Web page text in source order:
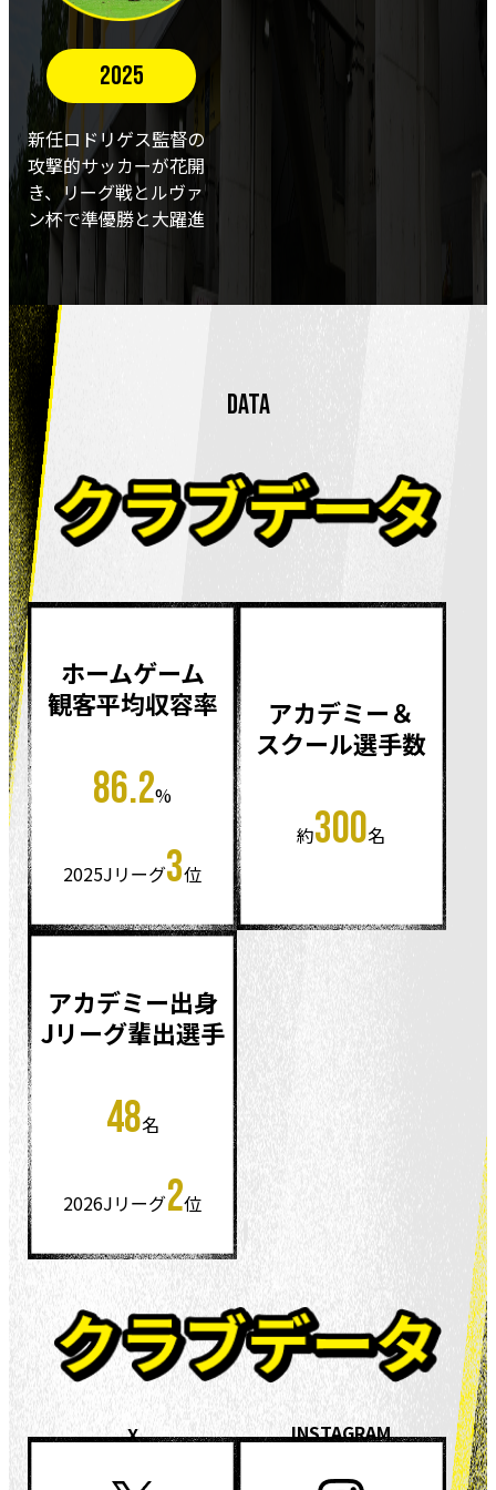
2025
新任ロドリゲス監督の
攻撃的サッカーが花開
き、リーグ戦とルヴァ
ン杯で準優勝と大躍進
DATA
ホームゲーム
観客平均収容率
86.2%
2025Jリーグ3位
アカデミー＆
スクール選手数
約300名
アカデミー出身
Jリーグ輩出選手
48名
2026Jリーグ2位
X INSTAGRAM